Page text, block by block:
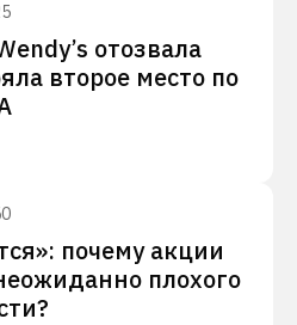
отозвала
второе место по
почему акции
плохого